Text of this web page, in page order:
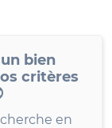
bien
critères
en